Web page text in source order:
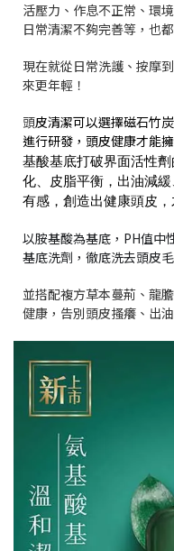
活壓力、作息不正常、環
日常清潔不夠完善等，也
現在就從日常洗護、按摩
來更年輕！
頭皮清潔可以選擇磁石竹
進行研發，頭皮健康才能
基酸基底打破界面活性
化、皮脂平衡，出油減
有感，創造出健康頭皮，
以胺基酸為基底，PH值中
基底洗劑，徹底洗去頭皮
並搭配複方草本蔓荊、龍
健康，告別頭皮搔癢、出